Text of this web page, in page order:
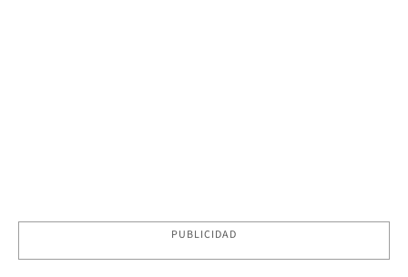
PUBLICIDAD